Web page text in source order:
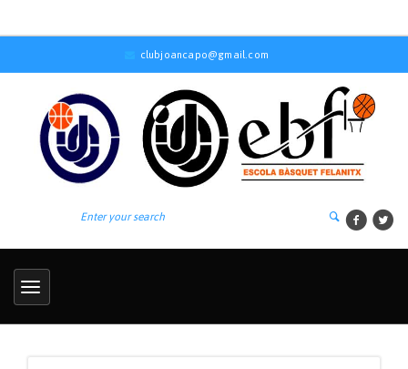
clubjoancapo@gmail.com